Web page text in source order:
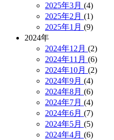
2025年3月 (4)
2025年2月 (1)
2025年1月 (9)
2024年
2024年12月 (2)
2024年11月 (6)
2024年10月 (2)
2024年9月 (4)
2024年8月 (6)
2024年7月 (4)
2024年6月 (7)
2024年5月 (5)
2024年4月 (6)